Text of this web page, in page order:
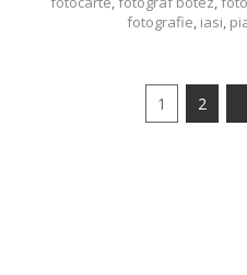
fotografie, iasi,
1 2